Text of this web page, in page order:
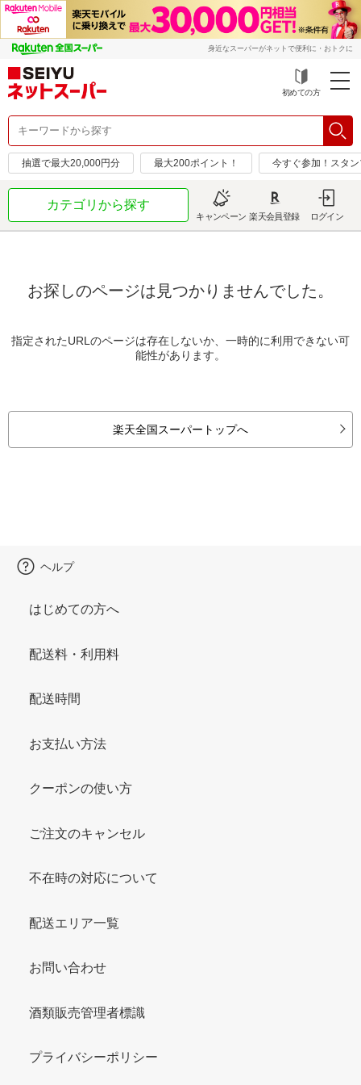
身近なスーパーがネットで便利に・おトクに
初めての方
抽選で最大20,000円分 最大200ポイント！ 今すぐ参加！スタ
カテゴリから探す
キャンペーン 楽天会員登録 ログイン
お探しのページは見つかりませんでした。
指定されたURLのページは存在しないか、一時的に利用できない可
能性があります。
楽天全国スーパートップへ
ヘルプ
はじめての方へ
配送料・利用料
配送時間
お支払い方法
クーポンの使い方
ご注文のキャンセル
不在時の対応について
配送エリア一覧
お問い合わせ
酒類販売管理者標識
プライバシーポリシー